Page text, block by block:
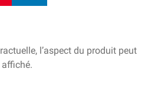
l’aspect du produit peut